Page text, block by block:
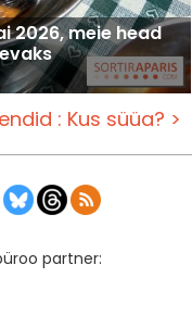
2026, meie head
: Kus süüa? >
partner: